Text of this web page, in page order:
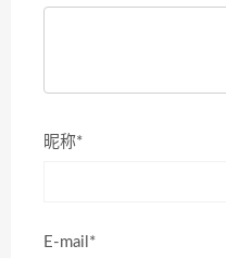
昵称*
E-mail*